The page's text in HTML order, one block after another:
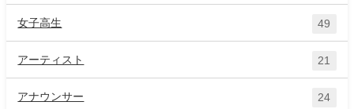
女子高生 49
アーティスト 21
アナウンサー 24